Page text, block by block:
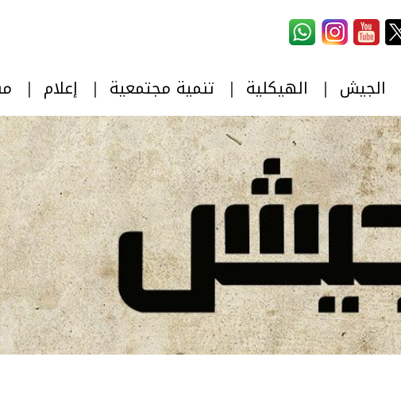
الجيش الهيكلية تنمية مجتمعية إعلام